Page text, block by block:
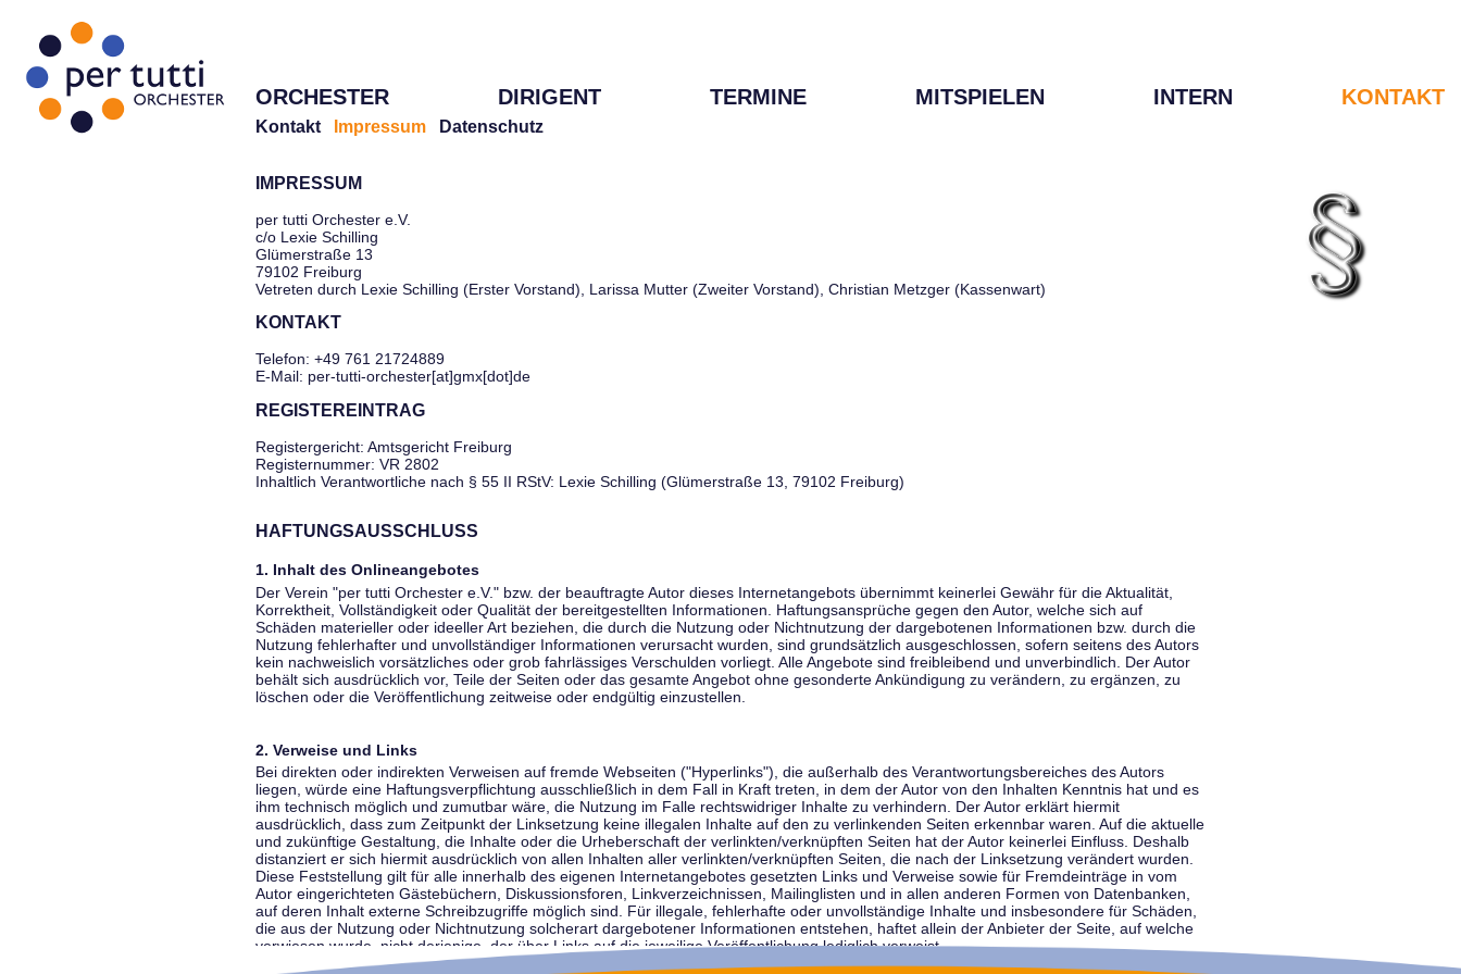
ORCHESTER DIRIGENT TERMINE MITSPIELEN INTERN KONTAKT
Kontakt Impressum Datenschutz
IMPRESSUM
per tutti Orchester e.V.
c/o Lexie Schilling
Glümerstraße 13
79102 Freiburg
Vetreten durch Lexie Schilling (Erster Vorstand), Larissa Mutter (Zweiter Vorstand), Christian Metzger (Kassenwart)
KONTAKT
Telefon: +49 761 21724889
E-Mail: per-tutti-orchester[at]gmx[dot]de
REGISTEREINTRAG
Registergericht: Amtsgericht Freiburg
Registernummer: VR 2802
Inhaltlich Verantwortliche nach § 55 II RStV: Lexie Schilling (Glümerstraße 13, 79102 Freiburg)
HAFTUNGSAUSSCHLUSS
1. Inhalt des Onlineangebotes
Der Verein "per tutti Orchester e.V." bzw. der beauftragte Autor dieses Internetangebots übernimmt keinerlei Gewähr für die Aktualität,
Korrektheit, Vollständigkeit oder Qualität der bereitgestellten Informationen. Haftungsansprüche gegen den Autor, welche sich auf
Schäden materieller oder ideeller Art beziehen, die durch die Nutzung oder Nichtnutzung der dargebotenen Informationen bzw. durch die
Nutzung fehlerhafter und unvollständiger Informationen verursacht wurden, sind grundsätzlich ausgeschlossen, sofern seitens des Autors
kein nachweislich vorsätzliches oder grob fahrlässiges Verschulden vorliegt. Alle Angebote sind freibleibend und unverbindlich. Der Autor
behält sich ausdrücklich vor, Teile der Seiten oder das gesamte Angebot ohne gesonderte Ankündigung zu verändern, zu ergänzen, zu
löschen oder die Veröffentlichung zeitweise oder endgültig einzustellen.
2. Verweise und Links
Bei direkten oder indirekten Verweisen auf fremde Webseiten ("Hyperlinks"), die außerhalb des Verantwortungsbereiches des Autors
liegen, würde eine Haftungsverpflichtung ausschließlich in dem Fall in Kraft treten, in dem der Autor von den Inhalten Kenntnis hat und es
ihm technisch möglich und zumutbar wäre, die Nutzung im Falle rechtswidriger Inhalte zu verhindern. Der Autor erklärt hiermit
ausdrücklich, dass zum Zeitpunkt der Linksetzung keine illegalen Inhalte auf den zu verlinkenden Seiten erkennbar waren. Auf die aktuelle
und zukünftige Gestaltung, die Inhalte oder die Urheberschaft der verlinkten/verknüpften Seiten hat der Autor keinerlei Einfluss. Deshalb
distanziert er sich hiermit ausdrücklich von allen Inhalten aller verlinkten/verknüpften Seiten, die nach der Linksetzung verändert wurden.
Diese Feststellung gilt für alle innerhalb des eigenen Internetangebotes gesetzten Links und Verweise sowie für Fremdeinträge in vom
Autor eingerichteten Gästebüchern, Diskussionsforen, Linkverzeichnissen, Mailinglisten und in allen anderen Formen von Datenbanken,
auf deren Inhalt externe Schreibzugriffe möglich sind. Für illegale, fehlerhafte oder unvollständige Inhalte und insbesondere für Schäden,
die aus der Nutzung oder Nichtnutzung solcherart dargebotener Informationen entstehen, haftet allein der Anbieter der Seite, auf welche
verwiesen wurde, nicht derjenige, der über Links auf die jeweilige Veröffentlichung lediglich verweist.